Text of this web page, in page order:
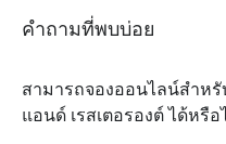
คำถามที่พบบ่อย
สามารถจองออนไลน์สำหรั
แอนด์ เรสเตอรองต์ ได้หรือ